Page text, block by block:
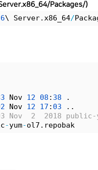
Packages/)
6\ Server.x86_64/
Nov 12 08 : 38 .
Nov 12 17 : 03 ..
Nov  2  2018
-yum-ol7.repobak